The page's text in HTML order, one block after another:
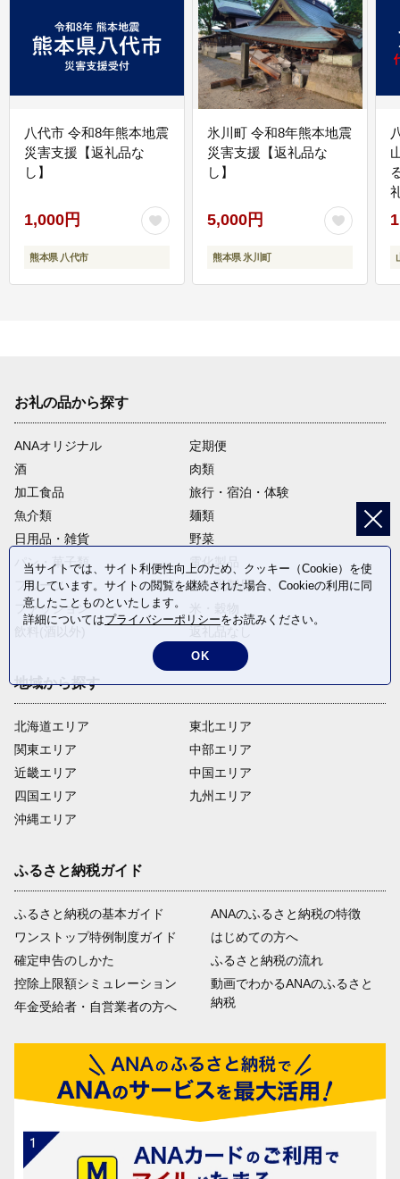
八代市 令和8年熊本地震
災害支援【返礼品な
し】
1,000円
熊本県 八代市
氷川町 令和8年熊本地震
災害支援【返礼品な
し】
5,000円
熊本県 氷川町
お礼の品から探す
ANAオリジナル
定期便
酒
肉類
加工食品
旅行・宿泊・体験
魚介類
麺類
日用品・雑貨
野菜
パン・菓子類
電化製品
フルーツ
卵・乳製品
ファッション
地域から探す
北海道エリア
関東エリア
近畿エリア
四国エリア
沖縄エリア
東北エリア
中部エリア
中国エリア
九州エリア
ふるさと納税ガイド
ふるさと納税の基本ガイド
ワンストップ特例制度ガイド
確定申告のしかた
控除上限額シミュレーション
年金受給者・自営業者の方へ
ANAのふるさと納税の特徴
はじめての方へ
ふるさと納税の流れ
動画でわかるANAのふるさと
納税
当サイトでは、サイト利便性向上のため、クッキー（Cookie）を使
用しています。サイトの閲覧を継続された場合、Cookieの利用に同
意したことものといたします。
詳細についてはプライバシーポリシーをお読みください。
OK